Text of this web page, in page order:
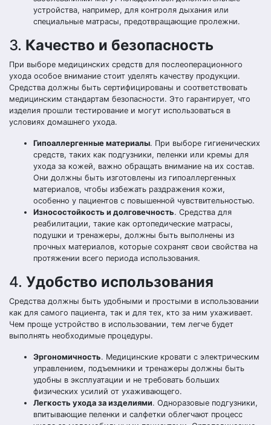
устройства, например, для контроля дыхания или
специальные матрасы, предотвращающие пролежни.
3. Качество и безопасность
При выборе медицинских средств для послеоперационного
ухода особое внимание стоит уделять качеству продукции.
Средства должны быть сертифицированы и соответствовать
медицинским стандартам безопасности. Это гарантирует, что
изделия прошли тестирование и могут использоваться в
условиях домашнего ухода.
Гипоаллергенные материалы. При выборе гигиенических
средств, таких как подгузники, пеленки или кремы для
ухода за кожей, важно обращать внимание на их состав.
Они должны быть изготовлены из гипоаллергенных
материалов, чтобы избежать раздражения кожи,
особенно у пациентов с повышенной чувствительностью.
Износостойкость и долговечность. Средства для
реабилитации, такие как ортопедические матрасы,
подушки и тренажеры, должны быть выполнены из
прочных материалов, которые сохранят свои свойства на
протяжении всего периода использования.
4. Удобство использования
Средства должны быть удобными и простыми в использовании
как для самого пациента, так и для тех, кто за ним ухаживает.
Чем проще устройство в использовании, тем легче будет
выполнять необходимые процедуры.
Эргономичность. Медицинские кровати с электрическим
управлением, подъемники и тренажеры должны быть
удобны в эксплуатации и не требовать больших
физических усилий от ухаживающего.
Легкость ухода за изделиями. Одноразовые подгузники,
впитывающие пеленки и салфетки облегчают процесс